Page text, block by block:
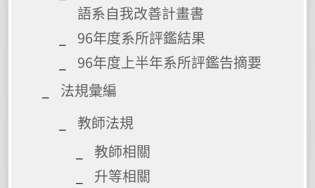
語系自我改善計畫書
96年度系所評鑑結果
96年度上半年系所評鑑告摘要
法規彙編
教師法規
教師相關
升等相關